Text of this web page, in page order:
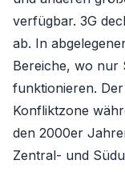
verfügbar. 3G
ab. In
Bereiche, wo nur
funktionieren.
Konfliktzone
den 2000er
Zentral- und